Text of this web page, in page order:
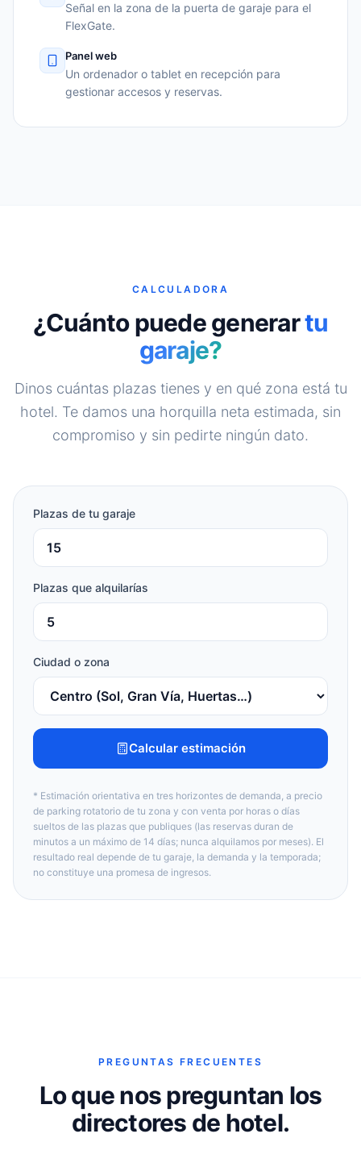
Señal en la zona de la puerta de garaje para el
FlexGate.
Panel web
Un ordenador o tablet en recepción para
gestionar accesos y reservas.
CALCULADORA
¿Cuánto puede generartu
garaje?
Dinos cuántas plazas tienes y en qué zona está tu
hotel. Te damos una horquilla neta estimada, sin
compromiso y sin pedirte ningún dato.
Plazas de tu garaje
Plazas que alquilarías
Ciudad o zona
Calcular estimación
* Estimación orientativa en tres horizontes de demanda, a precio
de parking rotatorio de tu zona y con venta por horas o días
sueltos de las plazas que publiques (las reservas duran de
minutos a un máximo de 14 días; nunca alquilamos por meses). El
resultado real depende de tu garaje, la demanda y la temporada;
no constituye una promesa de ingresos.
PREGUNTAS FRECUENTES
Lo que nos preguntan los
directores de hotel.